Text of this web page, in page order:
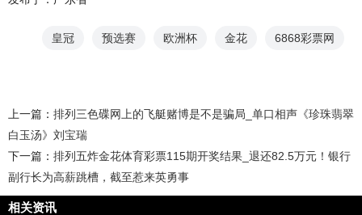
皇冠 预选赛 欧洲杯 金花 6868彩票网
上一篇： 排列三色碟网上的飞艇赌博是不是骗局_单口相声《珍珠翡翠
白玉汤》刘宝瑞
下一篇： 排列五炸金花体育彩票115期开奖结果_退还82.5万元！银行
副行长为高薪跳槽，截至惹来英勇事
相关资讯